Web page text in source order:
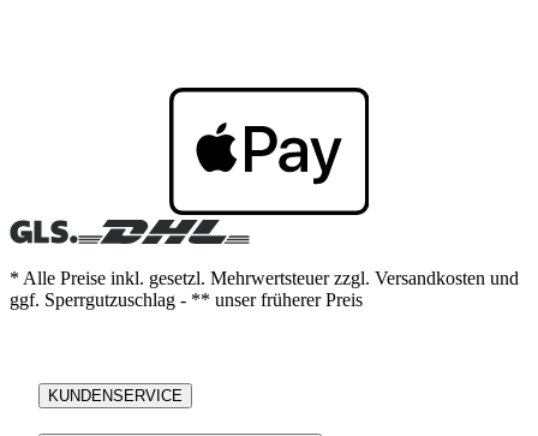
* Alle Preise inkl. gesetzl. Mehrwertsteuer zzgl. Versandkosten und
ggf. Sperrgutzuschlag - ** unser früherer Preis
KUNDENSERVICE